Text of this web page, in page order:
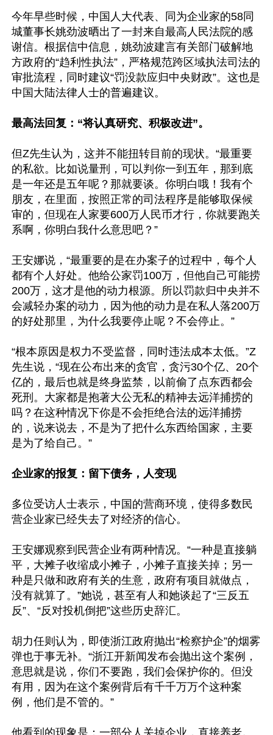
今年早些时候，中国人大代表、同为企业家的58同
城董事长姚劲波晒出了一封来自最高人民法院的感
谢信。根据信中信息，姚劲波建言有关部门破解地
方政府的“趋利性执法”，严格规范跨区域执法司法的
审批流程，同时建议“罚没款应归中央财政”。这也是
中国大陆法律人士的普遍建议。
最高法回复：“将认真研究、积极改进”。
但Z先生认为，这并不能扭转目前的现状。“最重要
的私欲。比如说量刑，可以判你一到五年，那到底
是一年还是五年呢？那就要谈。你明白哦！我有个
朋友，在里面，按照正常的司法程序是能够取保候
审的，但现在人家要600万人民币才行，你就要跑关
系啊，你明白我什么意思吧？”
王安娜说，“最重要的是在办案子的过程中，每个人
都有个人好处。他给公家罚100万，但他自己可能捞
200万，这才是他的动力根源。所以罚款归中央并不
会减轻办案的动力，因为他的动力是在私人落200万
的好处那里，为什么我要停止呢？不会停止。”
“根本原因是权力不受监督，同时违法成本太低。”Z
先生说，“现在公布出来的贪官，贪污30个亿、20个
亿的，最后也就是终身监禁，以前偷了点东西都会
死刑。大家都是抱著大公无私的精神去远洋捕捞的
吗？在这种情况下你是不会拒绝合法的远洋捕捞
的，说来说去，不是为了把什么东西给国家，主要
是为了给自己。”
企业家的报复：留下债务，人变现
多位受访人士表示，中国的营商环境，使得多数民
营企业家已经失去了对经济的信心。
王安娜观察到民营企业有两种情况。“一种是直接躺
平，大摊子收缩成小摊子，小摊子直接关掉；另一
种是只做和政府有关的生意，政府有项目就做点，
没有就算了。”她说，甚至有人和她谈起了“三反五
反”、“反对投机倒把”这些历史辞汇。
胡力任则认为，即使浙江政府抛出“检察护企”的烟雾
弹也于事无补。“浙江开新闻发布会抛出这个案例，
意思就是说，你们不要跑，我们会保护你的。但没
有用，因为在这个案例背后有千千万万个这种案
例，他们是不管的。”
他看到的现象是：一部分人关掉企业，直接养老。